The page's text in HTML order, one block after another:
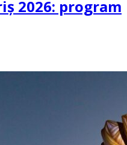
2026: program